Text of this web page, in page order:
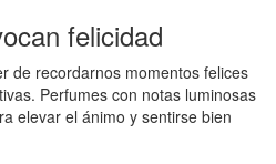
felicidad
de recordarnos momentos felices
Perfumes con notas luminosas
elevar el ánimo y sentirse bien